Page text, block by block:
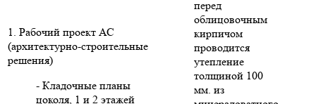
1. Рабочий проект АС
(архитектурно-строительные
решения)
- Кладочные планы
цоколя, 1 и 2 этажей
перед
облицовочным
кирпичом
проводится
утепление
толщиной 100
мм. из